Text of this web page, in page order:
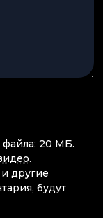
20 МБ.
.
другие
будут